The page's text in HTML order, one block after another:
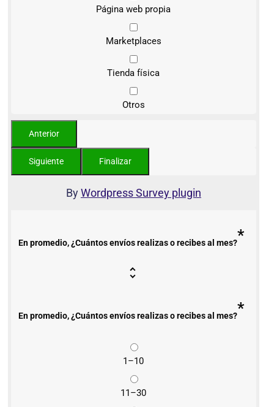
Página web propia
Marketplaces
Tienda física
Otros
ByWordpress Survey plugin
En promedio, ¿Cuántos envíos realizas o recibes al mes?*
En promedio, ¿Cuántos envíos realizas o recibes al mes?*
1–10
11–30